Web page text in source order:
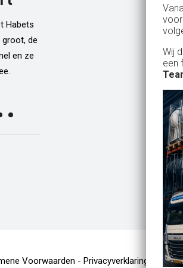
Habets
groot, de
en ze
dan een bar incl vaten bier en
wordt netjes voor ons neergezet.
doen als je een vat gaat
Alle spullen worden op maandag
weer netjes opgehaald ook al
dan weer thuis ;) In het warme
van 10 juli waren wij wederom
Geldrop en we hebben van het
het eind een heerlijk koud
gedronken! Top installatie !!
Hoogvliet Rotterdam
Voorwaarden - Privacyverklaring
voor
Wij
een